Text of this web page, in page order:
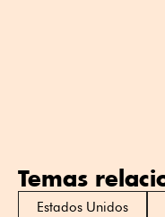
Temas
Estados Unidos